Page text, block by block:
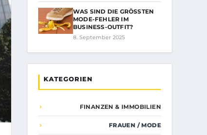
WAS SIND DIE GRÖSSTEN M
ODE-FEHLER IM B
USINESS-OUTFIT?
8. September 2025
KATEGORIEN
FINANZEN & IMMOBILIEN
FRAUEN / MODE